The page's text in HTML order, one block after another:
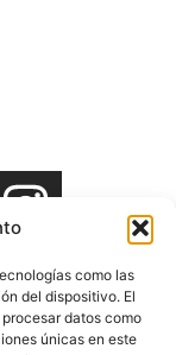
como las
del dispositivo. El
datos como
únicas en este